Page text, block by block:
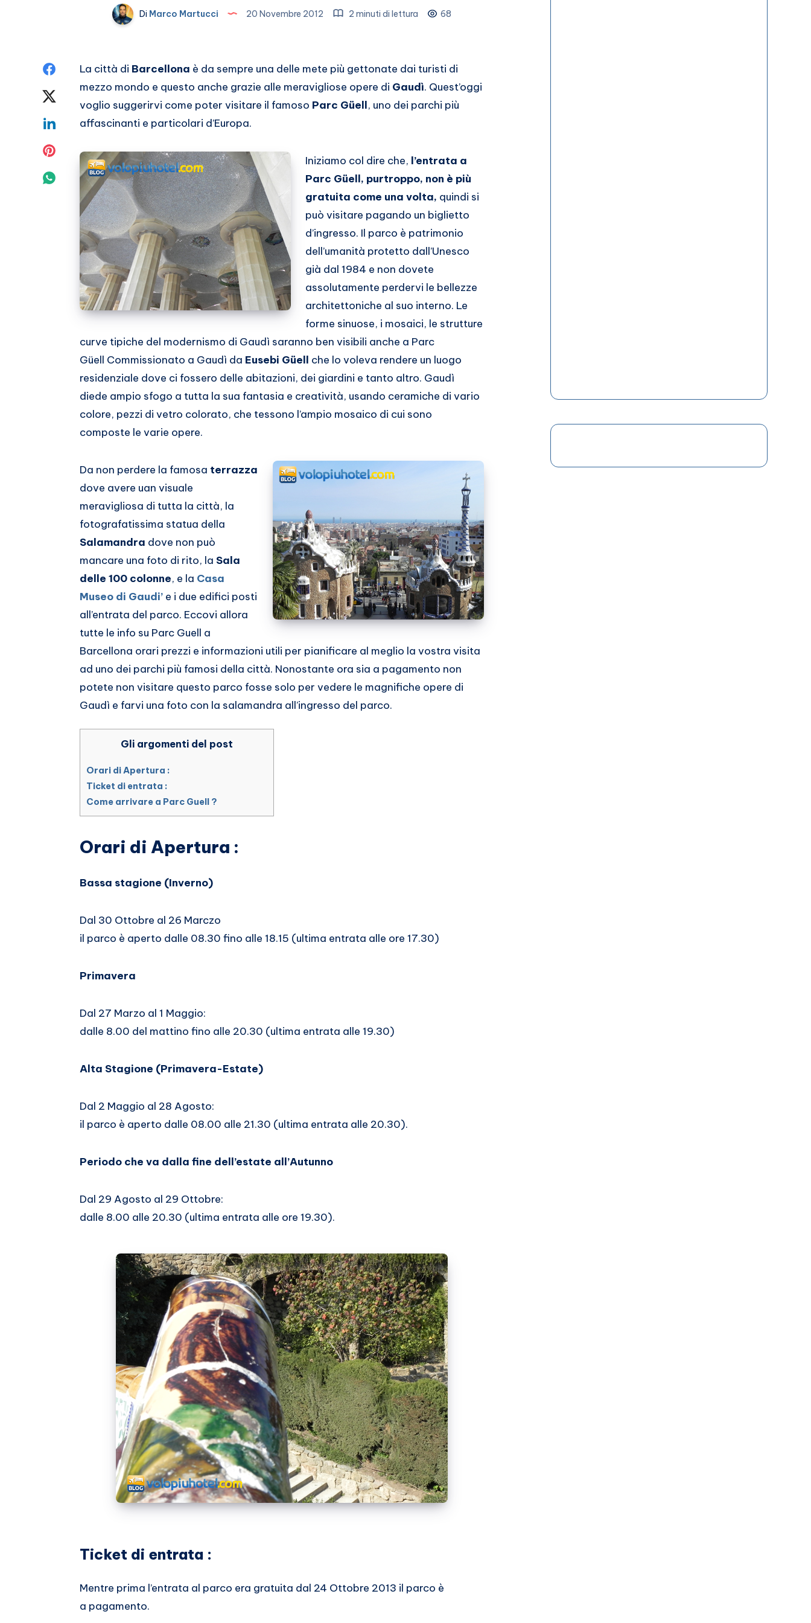
Di Marco Martucci 20 Novembre 2012 2 minuti di lettura 68
Condividi
Facebook
Condividi
Linkedin
Condividi
Pinterest
Condividi
Whatsapp
La città di Barcellona è da sempre una delle mete più gettonate dai turisti di
mezzo mondo e questo anche grazie alle meravigliose opere di Gaudì. Quest’oggi
voglio suggerirvi come poter visitare il famoso Parc Güell, uno dei parchi più
affascinanti e particolari d’Europa.
Iniziamo col dire che, l’entrata a
Parc Güell, purtroppo, non è più
gratuita come una volta, quindi si
può visitare pagando un biglietto
d’ingresso. Il parco è patrimonio
dell’umanità protetto dall’Unesco
già dal 1984 e non dovete
assolutamente perdervi le bellezze
architettoniche al suo interno. Le
forme sinuose, i mosaici, le strutture
curve tipiche del modernismo di Gaudì saranno ben visibili anche a Parc
Güell Commissionato a Gaudì da Eusebi Güell che lo voleva rendere un luogo
residenziale dove ci fossero delle abitazioni, dei giardini e tanto altro. Gaudì
diede ampio sfogo a tutta la sua fantasia e creatività, usando ceramiche di vario
colore, pezzi di vetro colorato, che tessono l’ampio mosaico di cui sono
composte le varie opere.
Da non perdere la famosa terrazza
dove avere uan visuale
meravigliosa di tutta la città, la
fotografatissima statua della
Salamandra dove non può
mancare una foto di rito, la Sala
delle 100 colonne, e la Casa
Museo di Gaudi’ e i due edifici posti
all’entrata del parco. Eccovi allora
tutte le info su Parc Guell a
Barcellona orari prezzi e informazioni utili per pianificare al meglio la vostra visita
ad uno dei parchi più famosi della città. Nonostante ora sia a pagamento non
potete non visitare questo parco fosse solo per vedere le magnifiche opere di
Gaudì e farvi una foto con la salamandra all’ingresso del parco.
Gli argomenti del post
Orari di Apertura :
Ticket di entrata :
Come arrivare a Parc Guell ?
Orari di Apertura :
Bassa stagione (Inverno)
Dal 30 Ottobre al 26 Marczo
il parco è aperto dalle 08.30 fino alle 18.15 (ultima entrata alle ore 17.30)
Primavera
Dal 27 Marzo al 1 Maggio:
dalle 8.00 del mattino fino alle 20.30 (ultima entrata alle 19.30)
Alta Stagione (Primavera-Estate)
Dal 2 Maggio al 28 Agosto:
il parco è aperto dalle 08.00 alle 21.30 (ultima entrata alle 20.30).
Periodo che va dalla fine dell’estate all’Autunno
Dal 29 Agosto al 29 Ottobre:
dalle 8.00 alle 20.30 (ultima entrata alle ore 19.30).
Ticket di entrata :
Mentre prima l’entrata al parco era gratuita dal 24 Ottobre 2013 il parco è
a pagamento.